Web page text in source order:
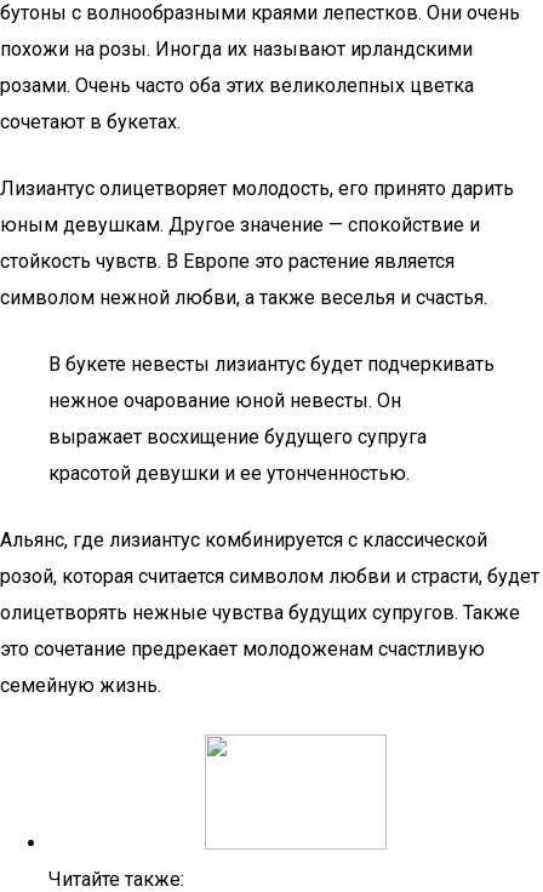
бутоны с волнообразными краями лепестков. Они очень
похожи на розы. Иногда их называют ирландскими
розами. Очень часто оба этих великолепных цветка
сочетают в букетах.
Лизиантус олицетворяет молодость, его принято дарить
юным девушкам. Другое значение — спокойствие и
стойкость чувств. В Европе это растение является
символом нежной любви, а также веселья и счастья.
В букете невесты лизиантус будет подчеркивать
нежное очарование юной невесты. Он
выражает восхищение будущего супруга
красотой девушки и ее утонченностью.
Альянс, где лизиантус комбинируется с классической
розой, которая считается символом любви и страсти, будет
олицетворять нежные чувства будущих супругов. Также
это сочетание предрекает молодоженам счастливую
семейную жизнь.
Читайте также: